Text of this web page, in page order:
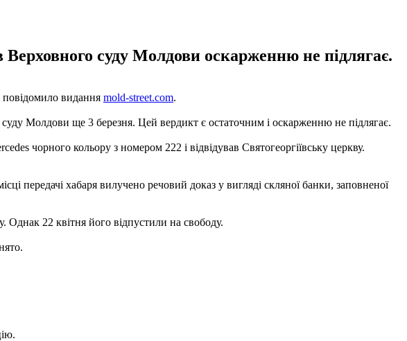
Верховного суду Молдови оскарженню не підлягає.
видання mold-street.com.
Молдови ще 3 березня. Цей вердикт є остаточним і оскарженню не підлягає.
чорного кольору з номером 222 і відвідував Святогеоргіївську церкву.
передачі хабаря вилучено речовий доказ у вигляді скляної банки, заповненої
Однак 22 квітня його відпустили на свободу.